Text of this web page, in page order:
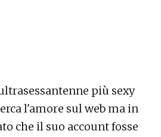
più sexy
l'amore sul web ma in
che il suo account fosse